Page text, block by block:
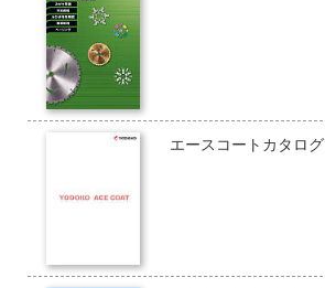
エースコートカタログ